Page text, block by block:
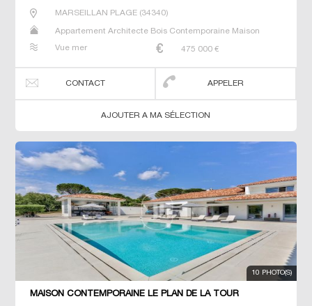
MARSEILLAN PLAGE(34340)
Appartement Architecte Bois Contemporaine Maison
Vue mer
475 000 €
CONTACT APPELER
AJOUTER A MA SÉLECTION
10 PHOTO(S)
MAISON CONTEMPORAINE LE PLAN DE LA TOUR